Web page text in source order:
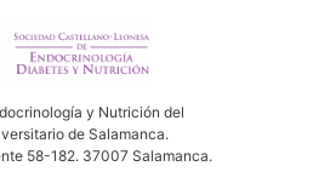
y Nutrición del
de Salamanca.
58-182. 37007 Salamanca.